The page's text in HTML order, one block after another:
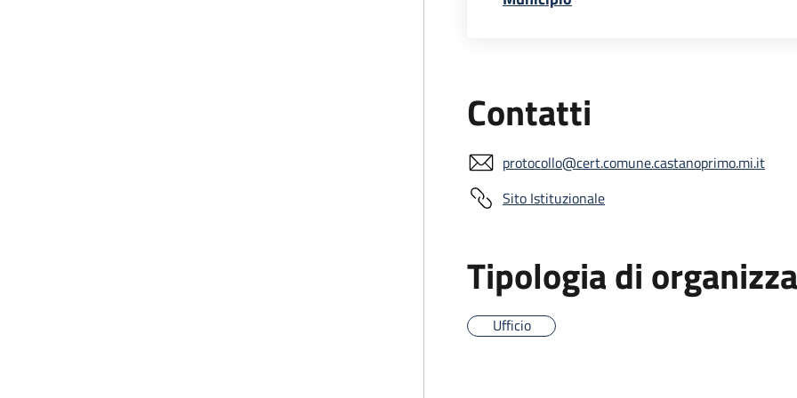
Contatti
protocollo@cert.comune.castanoprimo.mi.it
Sito Istituzionale
Tipologia di
Ufficio